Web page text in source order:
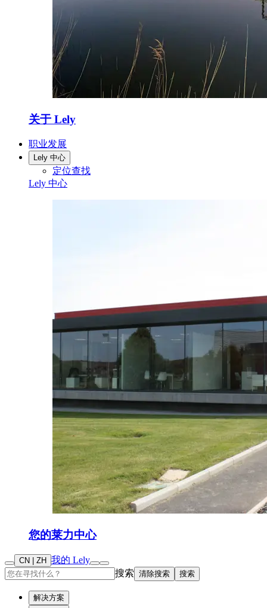
关于 Lely
职业发展
Lely 中心
定位查找
Lely 中心
您的莱力中心
CN | ZH 我的 Lely
搜索 清除搜索 搜索
解决方案